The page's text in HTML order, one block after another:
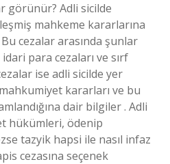
görünür? Adli sicilde
mahkeme kararlarına
cezalar arasında şunlar
para cezaları ve sırf
ise adli sicilde yer
kararları ve bu
dair bilgiler . Adli
hükümleri, ödenip
tazyik hapsi ile nasıl infaz
cezasına seçenek